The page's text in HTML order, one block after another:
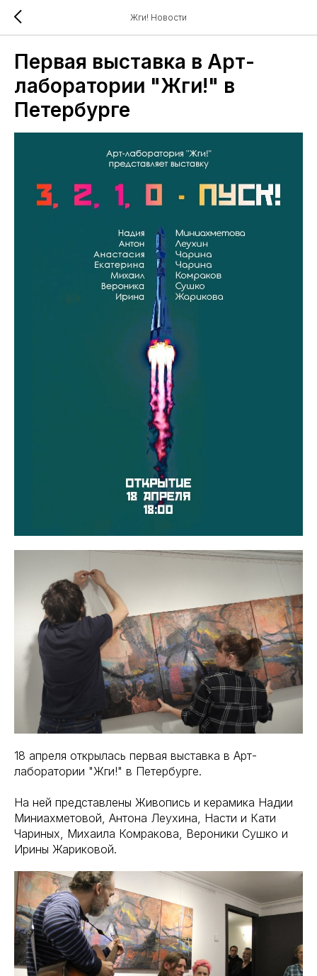
Жги! Новости
Первая выставка в Арт-
лаборатории "Жги!" в
Петербурге
18 апреля открылась первая выставка в Арт-
лаборатории "Жги!" в Петербурге.
На ней представлены Живопись и керамика Надии
Миниахметовой, Антона Леухина, Насти и Кати
Чариных, Михаила Комракова, Вероники Сушко и
Ирины Жариковой.